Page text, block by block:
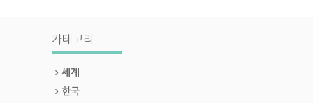
카테고리
세계
한국